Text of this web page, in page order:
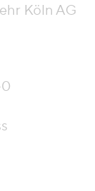
Köln AG